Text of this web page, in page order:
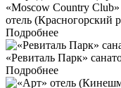
«Moscow Country
отель (Красногорский
Подробнее
«Ревиталь Парк»
Подробнее